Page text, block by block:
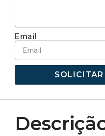
Email